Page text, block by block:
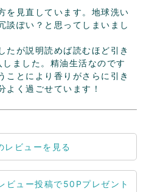
を見直しています。地球洗い
談ぽい？と思ってしまいまし
たが説明読めば読むほど引き
ました。精油生活なのです
ことにより香りがさらに引き
よく過ごせています！
レビューを見る